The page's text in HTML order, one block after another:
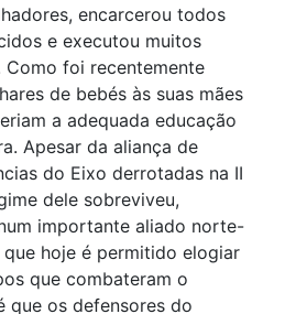
encarcerou todos
e executou muitos
Como foi recentemente
de bebés às suas mães
a adequada educação
Apesar da aliança de
do Eixo derrotadas na II
dele sobreviveu,
importante aliado norte-
hoje é permitido elogiar
que combateram o
que os defensores do